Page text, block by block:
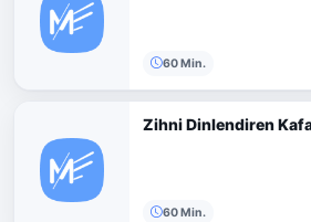
60 Min.
Zihni Dinlendiren
60 Min.